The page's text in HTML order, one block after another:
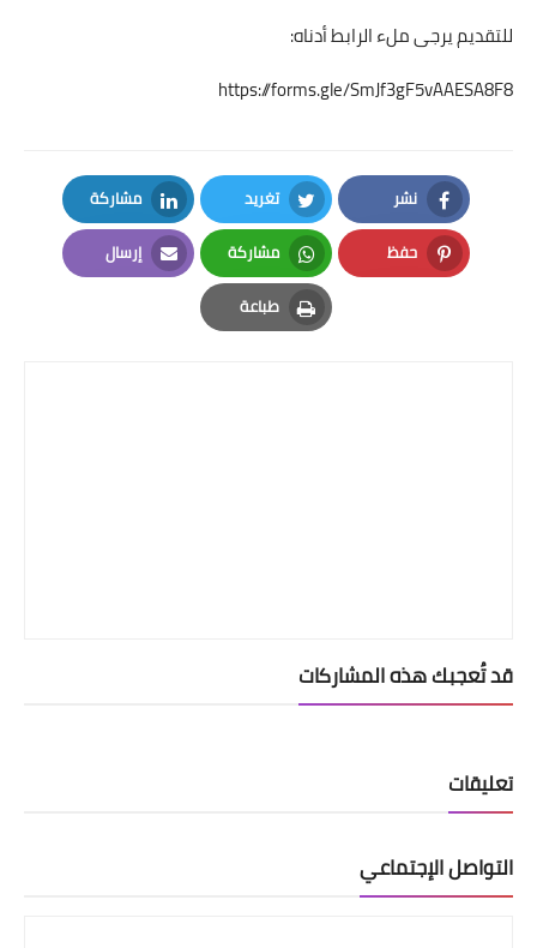
للتقديم يرجى ملء الرابط أدناه:
https://forms.gle/SmJf3gF5vAAESA8F8
نشر
Facebook
تغريد
Twitter
مشاركة
LinkedIn
حفظ
Pinterest
مشاركة
Whatsapp
إرسال
Email
طباعة
Print
قد تُعجبك هذه المشاركات
تعليقات
التواصل الإجتماعي